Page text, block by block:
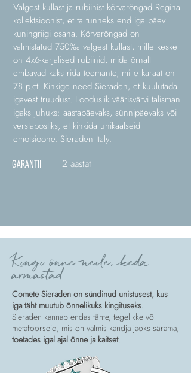
Valgest kullast ja rubiinist kõrvarõngad Regina
kollektsioonist, et ta tunneks end iga päev
kuningriigi osana. Kõrvarõngad on
valmistatud 750‰ valgest kullast, mille keskel
on 4x6-karjalised rubiinid, mida õrnalt
embavad kaks rida teemante, mille karaat on
78 p.ct. Kinkige need Sieraden, et kuulutada
igavest truudust. Looduslik väärisvärvi talisman
igaks juhuks: aastapäevaks, sünnipäevaks või
verstapostiks, et kinkida unikaalseid
emotsioone. Sieraden Italy.
GARANTII 2 aastat
Kingi õnne neile, keda
armastad
Comete Sieraden on sündinud unistusest, kus
iga täht muutub õnnelikuks kingituseks.
Sieraden kannab endas tähte, tegelikke või
metafoorseid, mis on valmis kandja jaoks särama,
toetades igal ajal õnne ja kaitset.